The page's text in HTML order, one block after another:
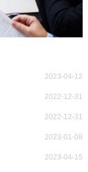
2023-04-12
2022-12-31
2022-12-31
2023-01-08
2023-04-15